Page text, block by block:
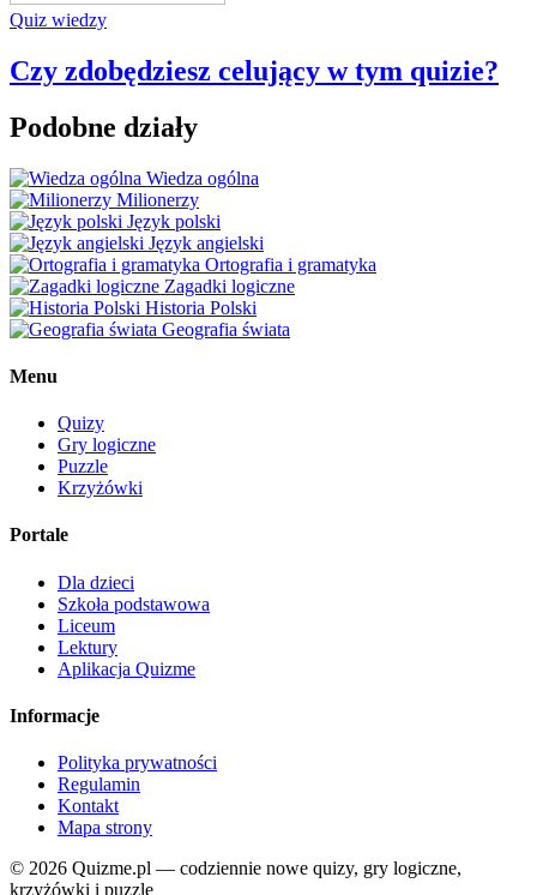
Quiz wiedzy
Czy zdobędziesz celujący w tym quizie?
Podobne działy
Wiedza ogólna
Milionerzy
Język polski
Język angielski
Ortografia i gramatyka
Zagadki logiczne
Historia Polski
Geografia świata
Menu
Quizy
Gry logiczne
Puzzle
Krzyżówki
Portale
Dla dzieci
Szkoła podstawowa
Liceum
Lektury
Aplikacja Quizme
Informacje
Polityka prywatności
Regulamin
Kontakt
Mapa strony
© 2026 Quizme.pl — codziennie nowe quizy, gry logiczne,
krzyżówki i puzzle